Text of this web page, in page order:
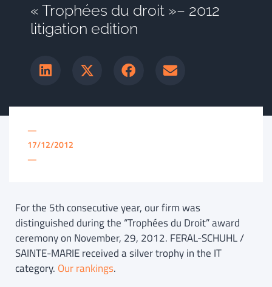
« Trophées du droit »– 2012
litigation edition
—
17/12/2012
—
For the 5th consecutive year, our firm was
distinguished during the “Trophées du Droit” award
ceremony on November, 29, 2012. FERAL-SCHUHL /
SAINTE-MARIE received a silver trophy in the IT
category. Our rankings.